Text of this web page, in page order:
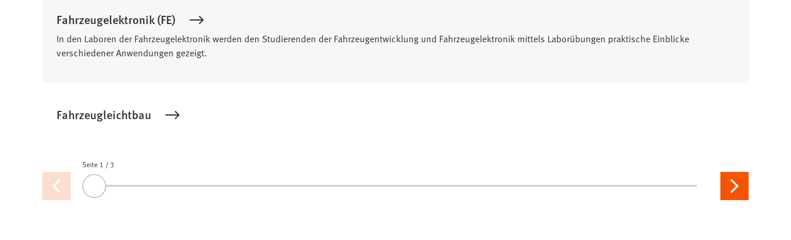
Fahrzeugelektronik (FE)
In den Laboren der Fahrzeugelektronik werden den Studierenden der Fahrzeugentwicklung und Fahrzeugelektronik mittels Laborübungen praktische Einblicke
verschiedener Anwendungen gezeigt.
Fahrzeugleichtbau
Vorherige
Seite
Seite 1 / 3
Seiten
Nächste
Seite
Ziehen